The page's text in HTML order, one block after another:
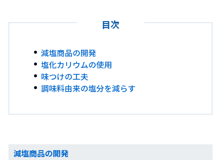
目次
減塩商品の開発
塩化カリウムの使用
味つけの工夫
調味料由来の塩分を減らす
減塩商品の開発